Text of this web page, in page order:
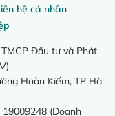
hệ cá nhân
Đầu tư và Phát
Hoàn Kiếm, TP Hà
(Doanh